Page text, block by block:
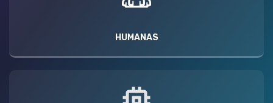
HUMANAS